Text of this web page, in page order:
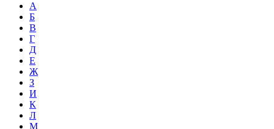
А
Б
В
Г
Д
Е
Ж
З
И
К
Л
М